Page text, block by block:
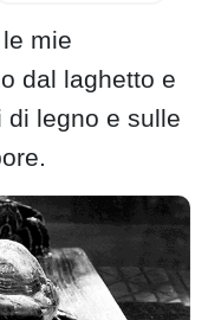
mie
dal laghetto e
legno e sulle